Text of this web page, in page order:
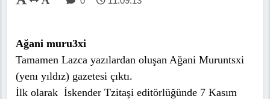
Ağani muru3xi
Tamamen Lazca yazılardan oluşan Ağani Muruntsxi
(yenı yıldız) gazetesi çıktı.
İlk olarak İskender Tzitaşi editörlüğünde 7 Kasım